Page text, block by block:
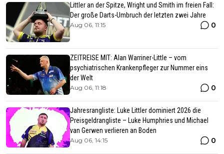
Littler an der Spitze, Wright und Smith im freien Fall:
Der große Darts-Umbruch der letzten zwei Jahre
Aug 06, 11:15 0
ZEITREISE MIT: Alan Warriner-Little – vom
psychiatrischen Krankenpfleger zur Nummer eins
der Welt
Aug 06, 11:18 0
Jahresrangliste: Luke Littler dominiert 2026 die
Preisgeldrangliste – Luke Humphries und Michael
van Gerwen verlieren an Boden
Aug 06, 14:15 0